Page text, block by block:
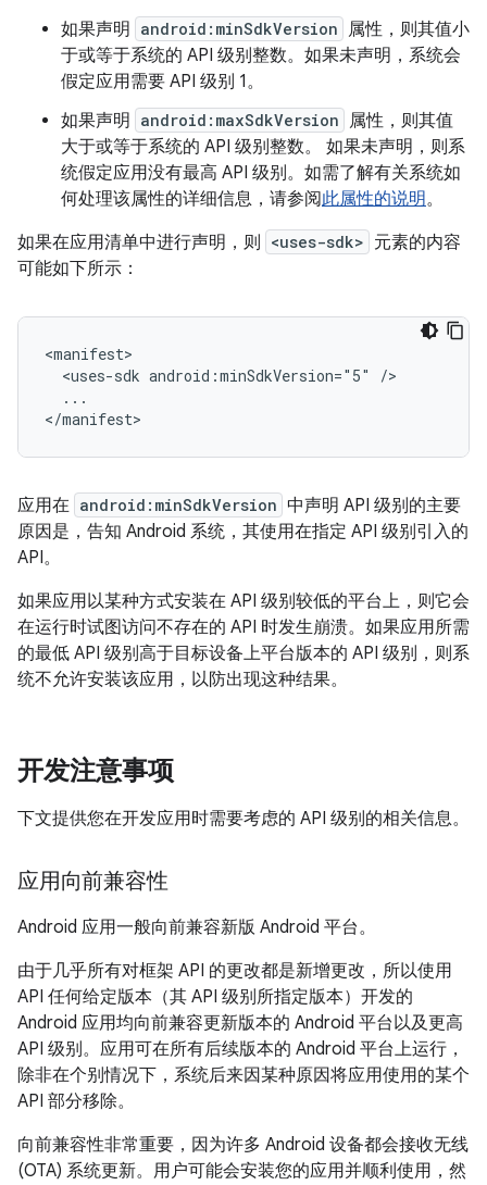
如果声明
android:minSdkVersion 属性，则其值小
于或等于系统的 API 级别整数。如果未声明，系统会
假定应用需要 API 级别 1。
如果声明
android:maxSdkVersion 属性，则其值
大于或等于系统的 API 级别整数。 如果未声明，则系
统假定应用没有最高 API 级别。如需了解有关系统如
何处理该属性的详细信息，请参阅此属性的说明。
如果在应用清单中进行声明，则
<uses-sdk> 元素的内容
可能如下所示：
<uses-sdk android:minSdkVersion="5"
...
</manifest>
应用在 android:minSdkVersion 中声明 API 级别的主要
原因是，告知 Android 系统，其使用在指定 API 级别引入的
API。
如果应用以某种方式安装在 API 级别较低的平台上，则它会
在运行时试图访问不存在的 API 时发生崩溃。如果应用所需
的最低 API 级别高于目标设备上平台版本的 API 级别，则系
统不允许安装该应用，以防出现这种结果。
开发注意事项
下文提供您在开发应用时需要考虑的 API 级别的相关信息。
应用向前兼容性
Android 应用一般向前兼容新版 Android 平台。
由于几乎所有对框架 API 的更改都是新增更改，所以使用
API 任何给定版本（其 API 级别所指定版本）开发的
Android 应用均向前兼容更新版本的 Android 平台以及更高
API 级别。应用可在所有后续版本的 Android 平台上运行，
除非在个别情况下，系统后来因某种原因将应用使用的某个
API 部分移除。
向前兼容性非常重要，因为许多 Android 设备都会接收无线
(OTA) 系统更新。用户可能会安装您的应用并顺利使用，然